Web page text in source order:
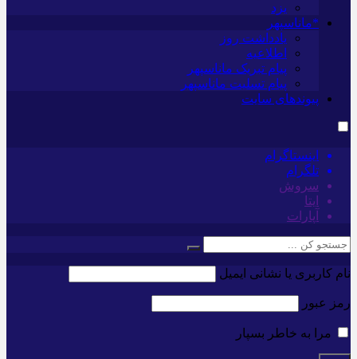
یزد
*ماناسپهر
یادداشت روز
اطلاعیه
پیام تبریک ماناسپهر
پیام تسلیت ماناسپهر
پیوندهای سایت
اینستاگرام
تلگرام
سروش
ایتا
آپارات
نام کاربری یا نشانی ایمیل
رمز عبور
مرا به خاطر بسپار